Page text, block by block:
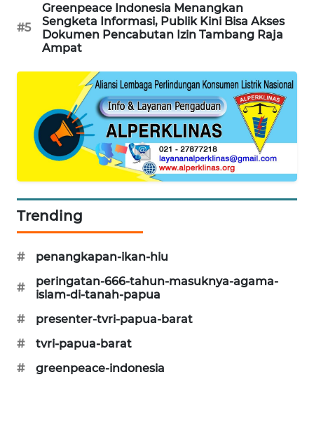
#5
Greenpeace Indonesia Menangkan
Sengketa Informasi, Publik Kini Bisa Akses
Dokumen Pencabutan Izin Tambang Raja
Ampat
Trending
# penangkapan-ikan-hiu
#
peringatan-666-tahun-masuknya-agama-
islam-di-tanah-papua
#
presenter-tvri-papua-barat
#
tvri-papua-barat
#
greenpeace-indonesia
PLN
WATCH
MKLI
LPKKI
LKKI
KOPEKLIN
PORTAL
KONSUMEN
FORJASIDA